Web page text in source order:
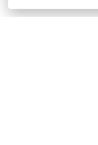
ประเภทธุรกิจไมซ์